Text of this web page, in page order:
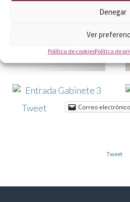
Denegar
Ver
Política de cookiesPolítica de
Tweet Correo electrónico
Tweet